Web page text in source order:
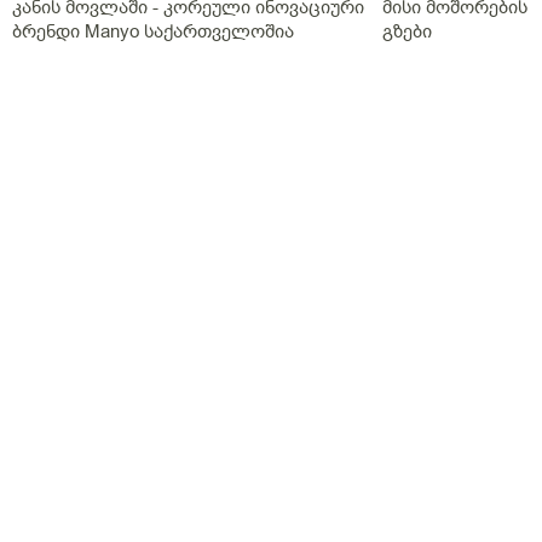
კანის მოვლაში - კორეული ინოვაციური
ბრენდი Manyo საქართველოშია
მისი მოშორების
გზები